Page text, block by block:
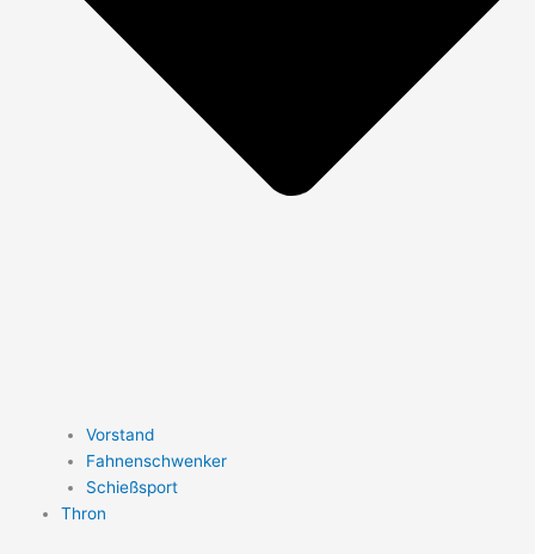
Vorstand
Fahnenschwenker
Schießsport
Thron